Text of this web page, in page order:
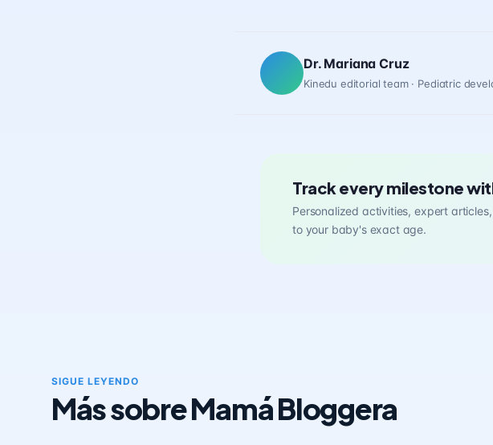
Dr. Mariana Cruz
Kinedu editorial team · Pediatric
Track every milestone
Personalized activities, expert
to your baby's exact age.
SIGUE LEYENDO
Más sobre Mamá Bloggera